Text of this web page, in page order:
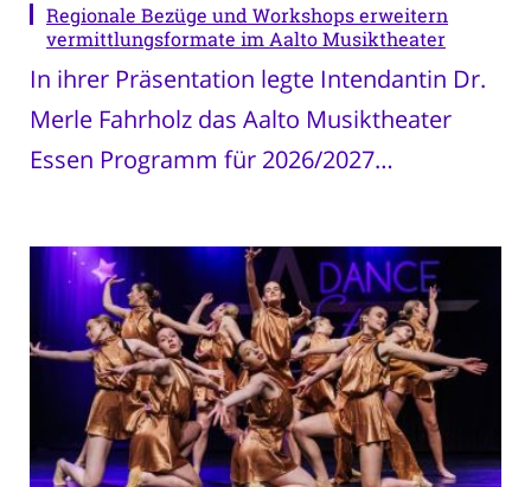
Regionale Bezüge und Workshops erweitern
vermittlungsformate im Aalto Musiktheater
In ihrer Präsentation legte Intendantin Dr.
Merle Fahrholz das Aalto Musiktheater
Essen Programm für 2026/2027…